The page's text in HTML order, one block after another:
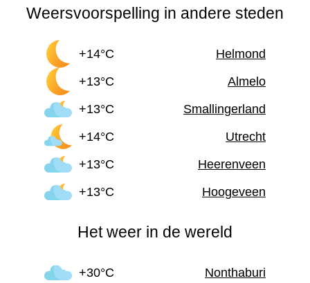
Weersvoorspelling in andere steden
+14°C
Helmond
+13°C
Almelo
+13°C
Smallingerland
+14°C
Utrecht
+13°C
Heerenveen
+13°C
Hoogeveen
Het weer in de wereld
+30°C Nonthaburi